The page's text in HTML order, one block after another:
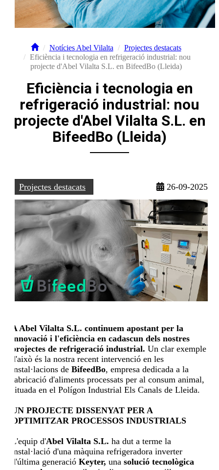
Notícies Abel Vilalta
Projectes destacats
Eficiència i tecnologia en refrigeració industrial: nou
projecte d'Abel Vilalta S.L. en BifeedBo (Lleida)
Eficiència i tecnologia en
refrigeració industrial: nou
projecte d'Abel Vilalta S.L. en
BifeedBo (Lleida)
Projectes destacats 26-09-2025
A Abel Vilalta S.L. continuem apostant per la
innovació i l'eficiència en cadascun dels nostres
projectes de refrigeració industrial. Un clar exemple
d'això és la nostra recent intervenció en les
instal·lacions de BifeedBo, empresa dedicada a la
fabricació d'aliments processats per al consum animal,
situada en el Polígon Industrial Els Canals de Lleida.
UN PROJECTE DISSENYAT PER A
OPTIMITZAR PROCESSOS INDUSTRIALS
L'equip d'Abel Vilalta S.L. ha dut a terme la
instal·lació d'una màquina refrigeradora inverter
d'última generació Keyter, una solució tecnològica